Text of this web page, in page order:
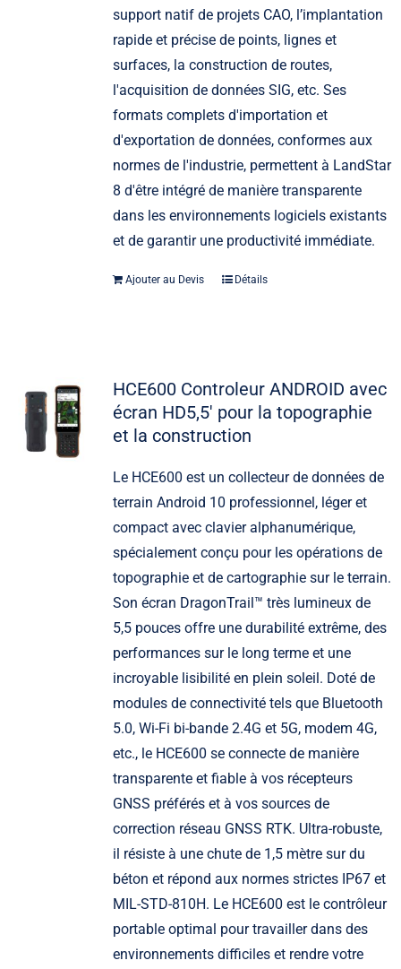
support natif de projets CAO, l’implantation
rapide et précise de points, lignes et
surfaces, la construction de routes,
l'acquisition de données SIG, etc. Ses
formats complets d'importation et
d'exportation de données, conformes aux
normes de l'industrie, permettent à LandStar
8 d'être intégré de manière transparente
dans les environnements logiciels existants
et de garantir une productivité immédiate.
Ajouter au Devis Détails
HCE600 Controleur ANDROID avec
écran HD5,5′ pour la topographie
et la construction
Le HCE600 est un collecteur de données de
terrain Android 10 professionnel, léger et
compact avec clavier alphanumérique,
spécialement conçu pour les opérations de
topographie et de cartographie sur le terrain.
Son écran DragonTrail™ très lumineux de
5,5 pouces offre une durabilité extrême, des
performances sur le long terme et une
incroyable lisibilité en plein soleil. Doté de
modules de connectivité tels que Bluetooth
5.0, Wi-Fi bi-bande 2.4G et 5G, modem 4G,
etc., le HCE600 se connecte de manière
transparente et fiable à vos récepteurs
GNSS préférés et à vos sources de
correction réseau GNSS RTK. Ultra-robuste,
il résiste à une chute de 1,5 mètre sur du
béton et répond aux normes strictes IP67 et
MIL-STD-810H. Le HCE600 est le contrôleur
portable optimal pour travailler dans des
environnements difficiles et rendre votre